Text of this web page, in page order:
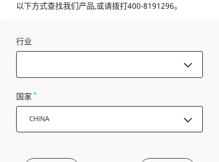
以下方式查找我们产品,或请拨打400-8191296。
行业
国家 *
CHINA